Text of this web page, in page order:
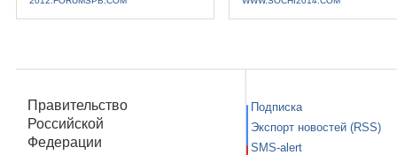
Правительство
Российской
Федерации
Подписка
Экспорт новостей (RSS)
SMS-alert